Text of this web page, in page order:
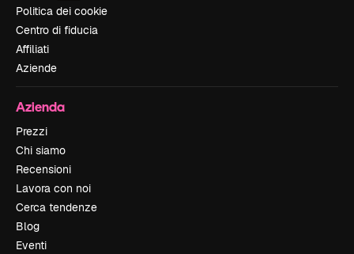
Politica dei cookie
Centro di fiducia
Affiliati
Aziende
Azienda
Prezzi
Chi siamo
Recensioni
Lavora con noi
Cerca tendenze
Blog
Eventi